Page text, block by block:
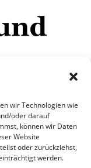
wir Technologien wie
oder darauf
können wir Daten
Website
oder zurückziehst,
werden.
- 2026